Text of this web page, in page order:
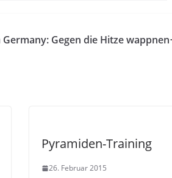
Gegen die Hitze wappnen
Pyramiden-Training
26. Februar 2015